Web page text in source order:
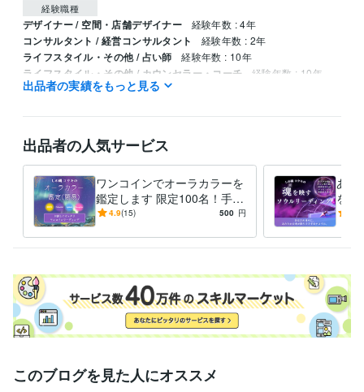
経験職種
デザイナー / 空間・店舗デザイナー 経験年数 : 4年
コンサルタント / 経営コンサルタント 経験年数 : 2年
ライフスタイル・その他 / 占い師 経験年数 : 10年
ライフスタイル・その他 / カウンセラー・コーチ 経験年数 : 10年
ライフスタイル・その他 / アドバイザー
出品者の実績をもっと見る
出品者の人気サービス
ワンコインでオーラカラーを
鑑定します 限定100名！手軽
にカラーだけを知りたい方向
4.9(15) 500 円
あな
をお
あな
このブログを見た人にオススメ